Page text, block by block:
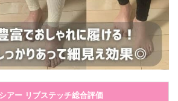
アー リブステッチ総合評価